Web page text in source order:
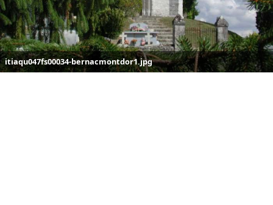
itiaqu047fs00034-bernacmontdor1.jpg